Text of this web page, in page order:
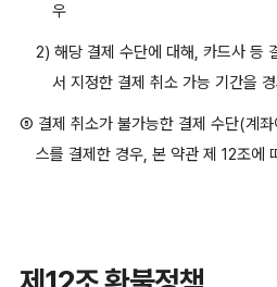
우
2) 해당 결제 수단에 대해, 카드사 등
서 지정한 결제 취소 가능 기간을
⑤ 결제 취소가 불가능한 결제 수단(계좌
스를 결제한 경우, 본 약관 제 12조에